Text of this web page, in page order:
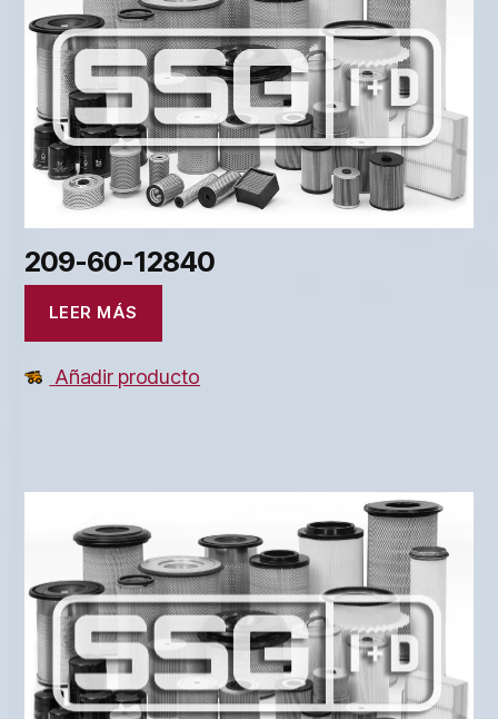
209-60-12840
LEER MÁS
Añadir producto